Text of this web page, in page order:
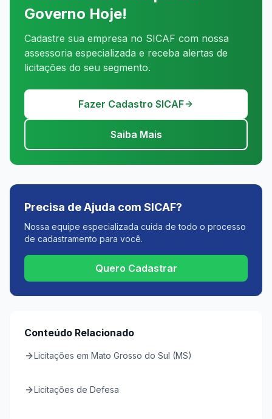
Governo Hoje!
Cadastre sua empresa no SICAF com nossa
assessoria especializada e receba alertas de
licitações do seu segmento.
Fazer Cadastro SICAF
Saiba Mais
Precisa de Ajuda com SICAF?
Nossa equipe especializada cuida de todo o processo
de cadastramento para você.
Quero Cadastrar
Conteúdo Relacionado
Licitações em Mato Grosso do Sul (MS)
Licitações de Defesa